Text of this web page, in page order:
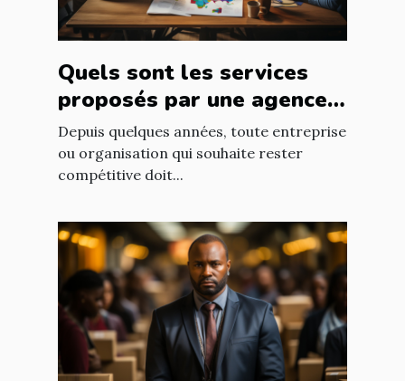
Quels sont les services
proposés par une agence
web ?
Depuis quelques années, toute entreprise
ou organisation qui souhaite rester
compétitive doit...